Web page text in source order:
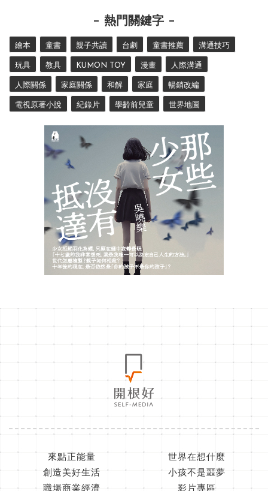
熱門關鍵字
繪本 童書 親子共讀 台劇 童書推薦 溝通技巧
玩具 教具 KUMON TOY 漫畫 人際溝通
人際關係 家庭關係 和解 家庭 暢銷改編
電視原著小說 紀錄片 學齡前兒童 世界地圖
來點正能量
世界在想什麼
創造美好生活
小孩不是噩夢
職場商業經濟
影片專區